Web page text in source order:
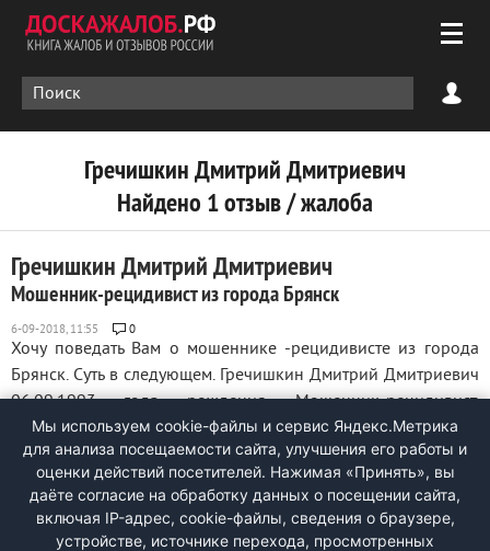
Гречишкин Дмитрий Дмитриевич
Найдено 1 отзыв / жалоба
Гречишкин Дмитрий Дмитриевич
Мошенник-рецидивист из города Брянск
0
Хочу поведать Вам о мошеннике -рецидивисте из города
Брянск. Суть в следующем. Гречишкин Дмитрий Дмитриевич
06.09.1993 года рождения. Мошенник-рецидивист.
Занимается обманом людей людей на сайтах АВИТО, ЮЛА
.Согласно базе данных судебных приставов ФССП (можно
проверить через их официальный сайт ...
Мы используем cookie-файлы и сервис Яндекс.Метрика
для анализа посещаемости сайта, улучшения его работы и
оценки действий посетителей. Нажимая «Принять», вы
даёте согласие на обработку данных о посещении сайта,
включая IP-адрес, cookie-файлы, сведения о браузере,
устройстве, источнике перехода, просмотренных